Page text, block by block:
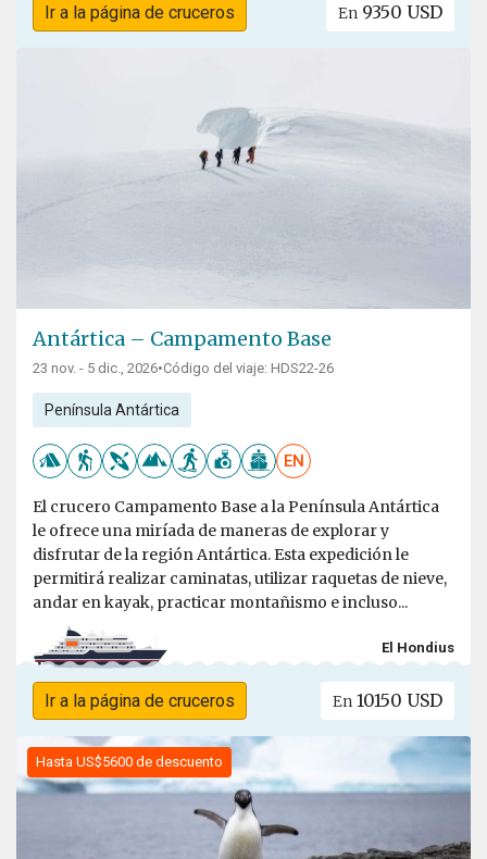
Ir a la página de cruceros En 9350 USD
Antártica – Campamento Base
23 nov. - 5 dic., 2026•Código del viaje: HDS22-26
Península Antártica
EN
El crucero Campamento Base a la Península Antártica
le ofrece una miríada de maneras de explorar y
disfrutar de la región Antártica. Esta expedición le
permitirá realizar caminatas, utilizar raquetas de nieve,
andar en kayak, practicar montañismo e incluso...
El Hondius
Ir a la página de cruceros En 10150 USD
Hasta US$5600 de descuento